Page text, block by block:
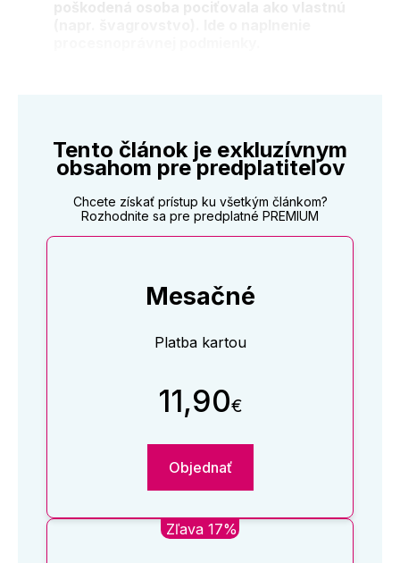
Tento článok je exkluzívnym
obsahom pre predplatiteľov
Chcete získať prístup ku všetkým článkom?
Rozhodnite sa pre predplatné PREMIUM
Mesačné
Platba kartou
11,90€
Objednať
Zľava 17%